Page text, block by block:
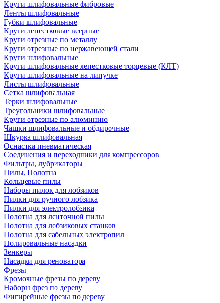
Круги шлифовальные фибровые
Ленты шлифовальные
Губки шлифовальные
Круги лепестковые веерные
Круги отрезные по металлу
Круги отрезные по нержавеющей стали
Круги шлифовальные
Круги шлифовальные лепестковые торцевые (КЛТ)
Круги шлифовальные на липучке
Листы шлифовальные
Сетка шлифовальная
Терки шлифовальные
Треугольники шлифовальные
Круги отрезные по алюминию
Чашки шлифовальные и обдирочные
Шкурка шлифовальная
Оснастка пневматическая
Соединения и переходники для компрессоров
Фильтры, лубрикаторы
Пилы, Полотна
Кольцевые пилы
Наборы пилок для лобзиков
Пилки для ручного лобзика
Пилки для электролобзика
Полотна для ленточной пилы
Полотна для лобзиковых станков
Полотна для сабельных электропил
Полировальные насадки
Зенкеры
Насадки для реноватора
Фрезы
Кромочные фрезы по дереву
Наборы фрез по дереву
Фигирейные фрезы по дереву